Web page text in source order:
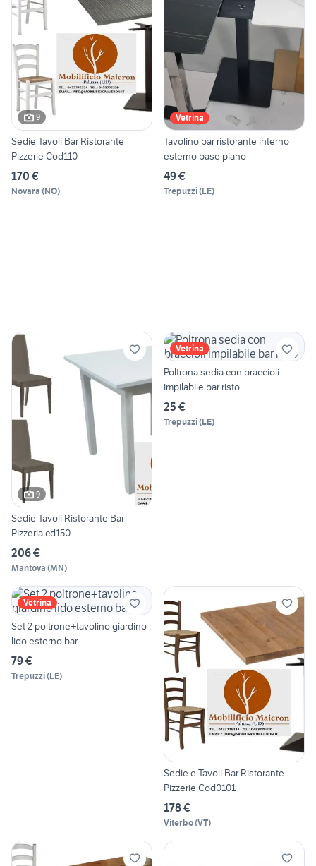
9
Sedie Tavoli Bar Ristorante
Pizzerie Cod110
170 €
Novara (NO)
Vetrina
Tavolino bar ristorante interno
esterno base piano
49 €
Trepuzzi(LE)
9
Sedie Tavoli Ristorante Bar
Pizzeria cd150
206 €
Mantova (MN)
Vetrina
Poltrona sedia con braccioli
impilabile bar risto
25 €
Trepuzzi(LE)
Vetrina
Set 2 poltrone+tavolino giardino
lido esterno bar
79 €
Trepuzzi(LE)
Sedie e Tavoli Bar Ristorante
Pizzerie Cod0101
178 €
Viterbo(VT)